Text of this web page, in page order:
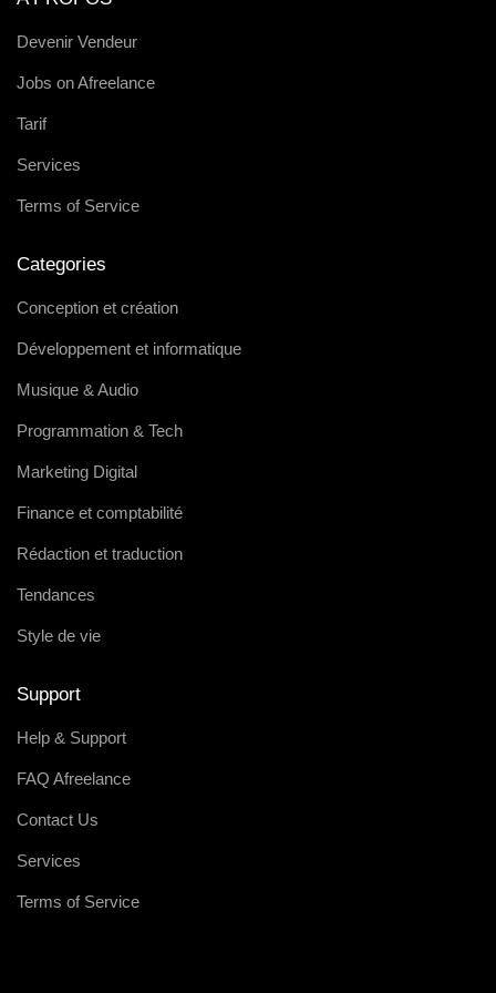
Devenir Vendeur
Jobs on Afreelance
Tarif
Services
Terms of Service
Categories
Conception et création
Développement et informatique
Musique & Audio
Programmation & Tech
Marketing Digital
Finance et comptabilité
Rédaction et traduction
Tendances
Style de vie
Support
Help & Support
FAQ Afreelance
Contact Us
Services
Terms of Service